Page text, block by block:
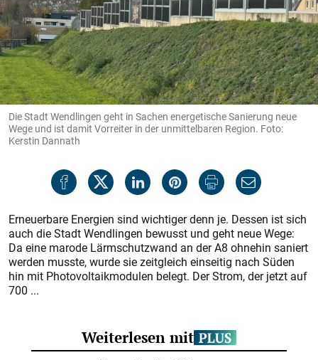
Die Stadt Wendlingen geht in Sachen energetische Sanierung neue
Wege und ist damit Vorreiter in der unmittelbaren Region. Foto:
Kerstin Dannath
Erneuerbare Energien sind wichtiger denn je. Dessen ist sich
auch die Stadt Wendlingen bewusst und geht neue Wege:
Da eine marode Lärmschutzwand an der A8 ohnehin saniert
werden musste, wurde sie zeitgleich einseitig nach Süden
hin mit Photovoltaikmodulen belegt. Der Strom, der jetzt auf
700 ...